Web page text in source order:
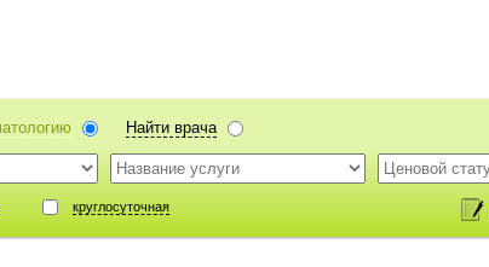
Найти врача
круглосуточная